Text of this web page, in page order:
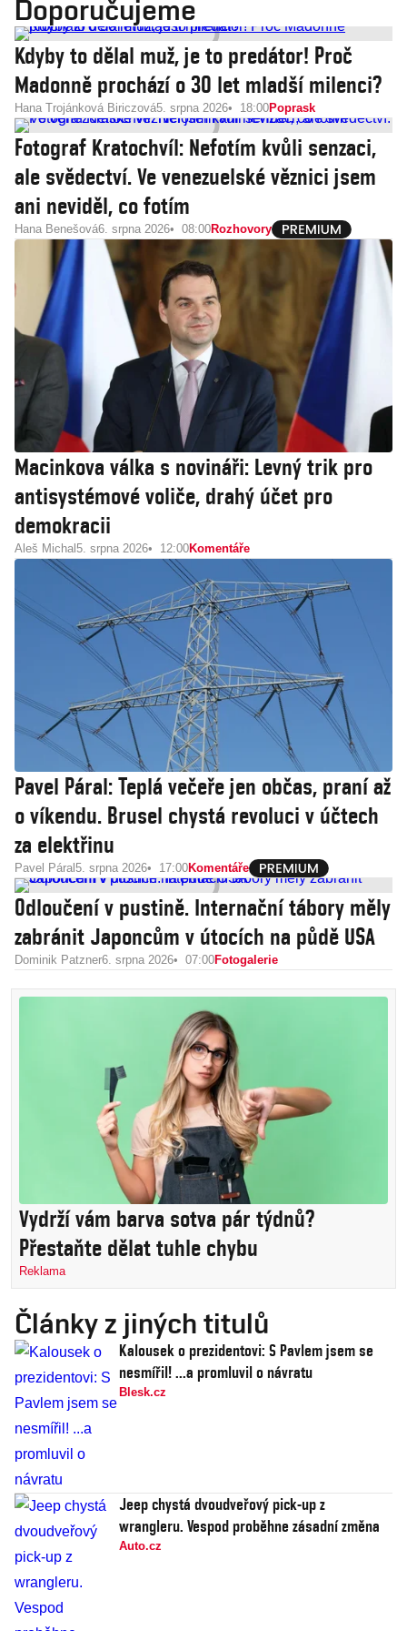
Doporučujeme
Kdyby to dělal muž, je to predátor! Proč
Madonně prochází o 30 let mladší milenci?
Hana Trojánková Biriczová5. srpna 2026 18:00Poprask
Fotograf Kratochvíl: Nefotím kvůli senzaci,
ale svědectví. Ve venezuelské věznici jsem
ani neviděl, co fotím
Hana Benešová6. srpna 2026 08:00Rozhovory
Macinkova válka s novináři: Levný trik pro
antisystémové voliče, drahý účet pro
demokracii
Aleš Michal 5. srpna 2026 12:00Komentáře
Pavel Páral: Teplá večeře jen občas, praní až
o víkendu. Brusel chystá revoluci v účtech
za elektřinu
Pavel Páral 5. srpna 2026 17:00Komentáře
Odloučení v pustině. Internační tábory měly
zabránit Japoncům v útocích na půdě USA
Dominik Patzner6. srpna 2026 07:00Fotogalerie
Vydrží vám barva sotva pár týdnů?
Přestaňte dělat tuhle chybu
Reklama
Články z jiných titulů
Kalousek o prezidentovi: S Pavlem jsem se
nesmířil! ...a promluvil o návratu
Blesk.cz
Jeep chystá dvoudveřový pick-up z
wrangleru. Vespod proběhne zásadní změna
Auto.cz